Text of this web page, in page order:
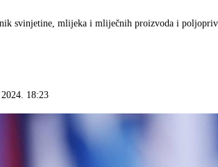
svinjetine, mlijeka i mliječnih proizvoda i
18:23